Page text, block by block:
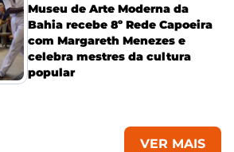
Museu de Arte Moderna da
Bahia recebe 8º Rede Capoeira
com Margareth Menezes e
celebra mestres da cultura
popular
VER MAIS